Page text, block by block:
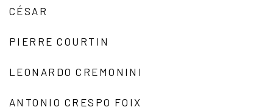
CÉSAR
PIERRE COURTIN
LEONARDO CREMONINI
ANTONIO CRESPO FOIX